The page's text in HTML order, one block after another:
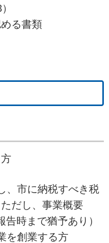
る書類
、市に納税すべき税
だし、事業概要
時まで猶予あり）
を創業する方